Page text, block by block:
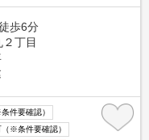
歩6分
丁目
件要確認）
※条件要確認）